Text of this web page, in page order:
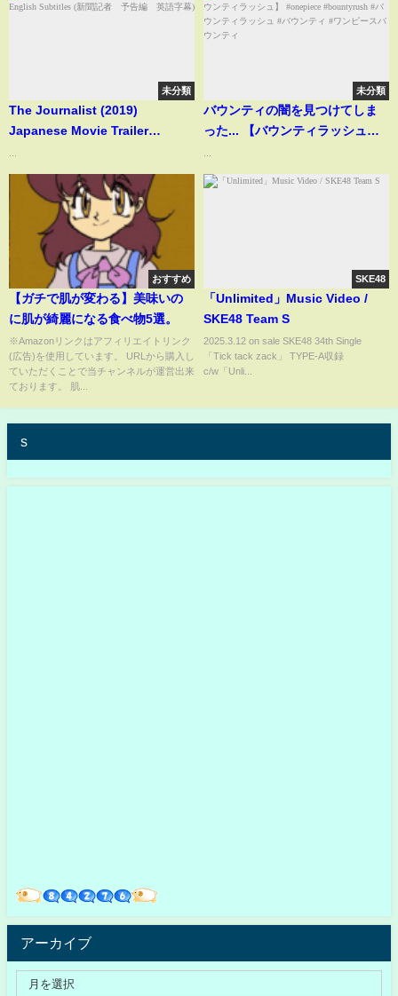
未分類
The Journalist (2019)
Japanese Movie Trailer
予告編 英語字幕)
未分類
バウンティの闇を見つけてしま
った... 【バウンティラッシュ】
ンティラッシュ #バウンティ #ワ
ンピースバウンティ
おすすめ
【ガチで肌が変わる】美味いの
に肌が綺麗になる食べ物5選。
※Amazonリンクはアフィリエイトリンク
(広告)を使用しています。 URLから購入し
ていただくことで当チャンネルが運営出来
ております。 肌...
SKE48
「Unlimited」Music Video /
SKE48 Team S
2025.3.12 on sale SKE48 34th Single
「Tick tack zack」 TYPE-A収録
c/w「Unli...
s
アーカイブ